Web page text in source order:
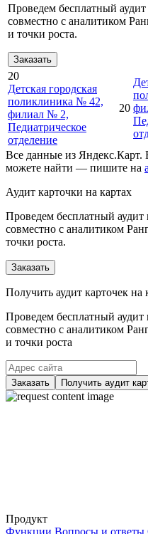
Проведем бесплатный
совместно с аналитиком
и точки роста.
Заказать
20
Детская городская
поликлиника № 42,
филиал № 2,
Педиатрическое
отделение
20
Все данные из Яндекс.Карт.
можете найти — пишите на
Аудит карточки на картах
Проведем бесплатный
совместно с аналитиком
точки роста.
Заказать
Получить аудит карточек на
Проведем бесплатный
совместно с аналитиком
и точки роста
Заказать Получить аудит
Продукт